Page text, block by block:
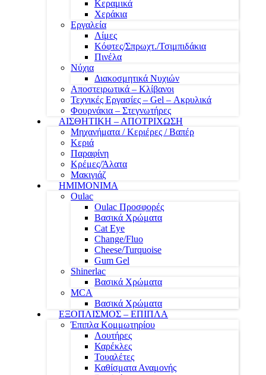
Κεραμικά
Χεράκια
Εργαλεία
Λίμες
Κόφτες/Σπρωχτ./Τσιμπιδάκια
Πινέλα
Νύχια
Διακοσμητικά Νυχιών
Αποστειρωτικά – Κλίβανοι
Τεχνικές Εργασίες – Gel – Ακρυλικά
Φουρνάκια – Στεγνωτήρες
ΑΙΣΘΗΤΙΚΗ – ΑΠΟΤΡΙΧΩΣΗ
Μηχανήματα / Κεριέρες / Βαπέρ
Κεριά
Παραφίνη
Κρέμες/Άλατα
Μακιγιάζ
ΗΜΙΜΟΝΙΜΑ
Oulac
Oulac Προσφορές
Βασικά Χρώματα
Cat Eye
Change/Fluo
Cheese/Turquoise
Gum Gel
Shinerlac
Βασικά Χρώματα
MCA
Βασικά Χρώματα
ΕΞΟΠΛΙΣΜΟΣ – ΕΠΙΠΛΑ
Έπιπλα Κομμωτηρίου
Λουτήρες
Καρέκλες
Τουαλέτες
Καθίσματα Αναμονής